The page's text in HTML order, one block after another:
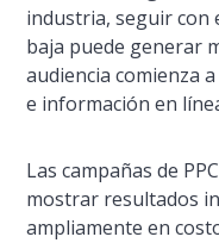
industria, seguir con
baja puede generar
audiencia comienza
e información en
Las campañas de
mostrar resultados
ampliamente en